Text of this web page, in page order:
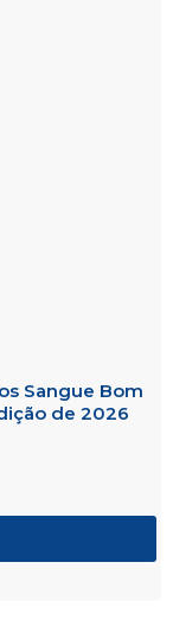
Sangue Bom
de 2026